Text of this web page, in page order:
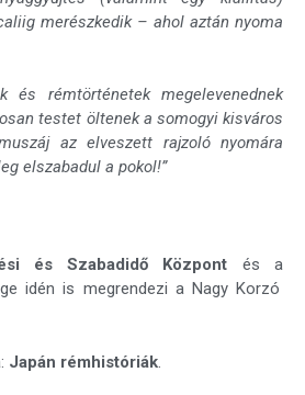
merészkedik – ahol aztán nyoma
és rémtörténetek megelevenednek
testet öltenek a somogyi kisváros
az elveszett rajzoló nyomára
elszabadul a pokol!”
és Szabadidő Központ és a
idén is megrendezi a Nagy Korzó
Japán rémhistóriák.